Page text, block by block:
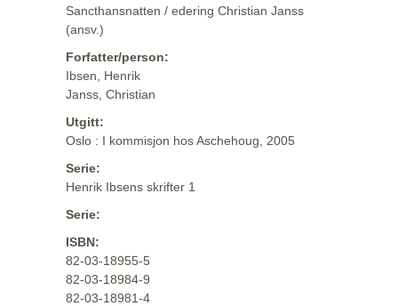
Sancthansnatten / edering Christian Janss
(ansv.)
Forfatter/person:
Ibsen, Henrik
Janss, Christian
Utgitt:
Oslo : I kommisjon hos Aschehoug, 2005
Serie:
Henrik Ibsens skrifter 1
Serie:
ISBN:
82-03-18955-5
82-03-18984-9
82-03-18981-4